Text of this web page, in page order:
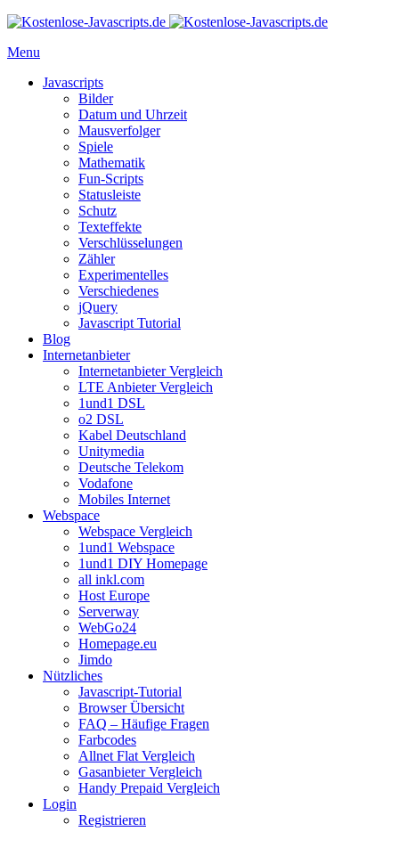
Menu
Javascripts
Bilder
Datum und Uhrzeit
Mausverfolger
Spiele
Mathematik
Fun-Scripts
Statusleiste
Schutz
Texteffekte
Verschlüsselungen
Zähler
Experimentelles
Verschiedenes
jQuery
Javascript Tutorial
Blog
Internetanbieter
Internetanbieter Vergleich
LTE Anbieter Vergleich
1und1 DSL
o2 DSL
Kabel Deutschland
Unitymedia
Deutsche Telekom
Vodafone
Mobiles Internet
Webspace
Webspace Vergleich
1und1 Webspace
1und1 DIY Homepage
all inkl.com
Host Europe
Serverway
WebGo24
Homepage.eu
Jimdo
Nützliches
Javascript-Tutorial
Browser Übersicht
FAQ – Häufige Fragen
Farbcodes
Allnet Flat Vergleich
Gasanbieter Vergleich
Handy Prepaid Vergleich
Login
Registrieren